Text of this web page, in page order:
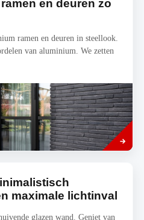
en deuren zo
ramen en deuren in steellook.
van aluminium. We zetten
Lees
meer
maximale lichtinval
glazen wand. Geniet van